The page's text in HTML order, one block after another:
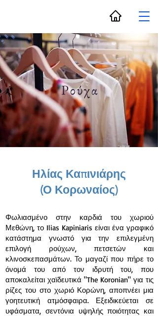
Ρούχα
Ηλίας Καπινιάρης
(Ο Κορωναίος)
Φωλιασμένο στην καρδιά του χωριού
Μεθώνη, το Ilias Kapiniaris είναι ένα γραφικό
κατάστημα γνωστό για την επιλεγμένη
επιλογή ρούχων, πετσετών και
κλινοσκεπασμάτων. Το μαγαζί που πήρε το
όνομά του από τον ιδρυτή του, που
αποκαλείται χαϊδευτικά "The Koronian" για τις
ρίζες του στο χωριό Κορώνη, αποπνέει μια
γοητευτική ατμόσφαιρα. Εξειδικεύεται σε
υφάσματα, σεντόνια υψηλής ποιότητας και